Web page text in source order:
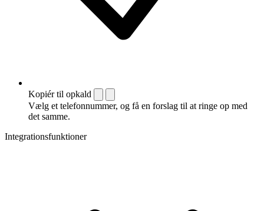
Kopiér til opkald
Vælg et telefonnummer, og få en forslag til at ringe op med
det samme.
Integrationsfunktioner